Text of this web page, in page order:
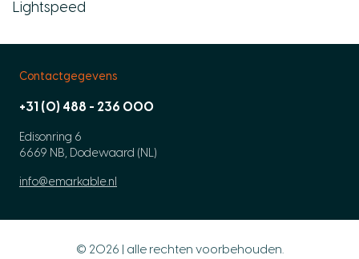
Lightspeed
Contactgegevens
+31 (0) 488 - 236 000
Edisonring 6
6669 NB, Dodewaard (NL)
info@emarkable.nl
© 2026 | alle rechten voorbehouden.